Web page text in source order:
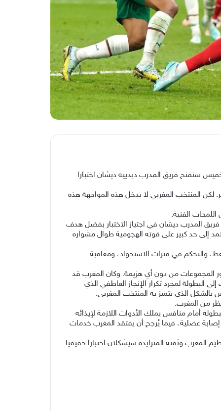
ستمنح فريق المدرب ديدييه ديشان اختبارا
التاريخية للمغرب في قطر. لكن المنتخب المغربي لا يدخل هذه المواجهة هذه
فريق المدرب ديشان في اجتياز الاختبار بفضل هدف
إلى حد كبير على قوته الهجومية ‌طوال مشواره
والتحكم في فترات الاستحواذ، ومعاقبة
دور المجموعات من دون أي هزيمة. وكان المغرب قد
لمجرد تكرار الإنجاز العاطفي الذي
أمام منافس يملك الأدوات اللازمة لإيذائه
عضلية، فيما يُرجح أن يفتقد المغرب خدمات
المغرب وثقته المتزايدة سيشكلان اختبارا حقيقيا